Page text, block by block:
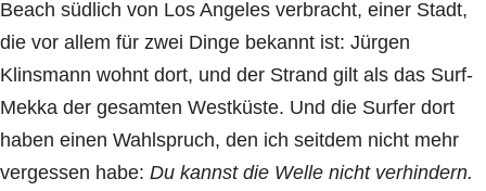
Beach südlich von Los Angeles verbracht, einer Stadt,
die vor allem für zwei Dinge bekannt ist: Jürgen
Klinsmann wohnt dort, und der Strand gilt als das Surf-
Mekka der gesamten Westküste. Und die Surfer dort
haben einen Wahlspruch, den ich seitdem nicht mehr
vergessen habe: Du kannst die Welle nicht verhindern.